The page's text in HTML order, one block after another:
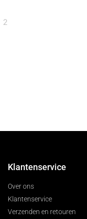
2
Klantenservice
Over ons
Klantenservice
Verzenden en retouren